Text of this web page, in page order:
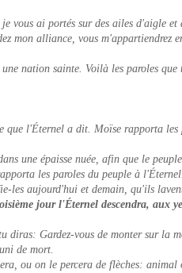
vous ai portés sur des ailes d'aigle et
mon alliance, vous m'appartiendrez
nation sainte. Voilà les paroles
l'Éternel a dit. Moïse rapporta les
une épaisse nuée, afin que le
les paroles du peuple à l'Éternel.
aujourd'hui et demain, qu'ils
jour l'Éternel descendra, aux
diras: Gardez-vous de monter sur la
de mort.
ou on le percera de flèches: animal